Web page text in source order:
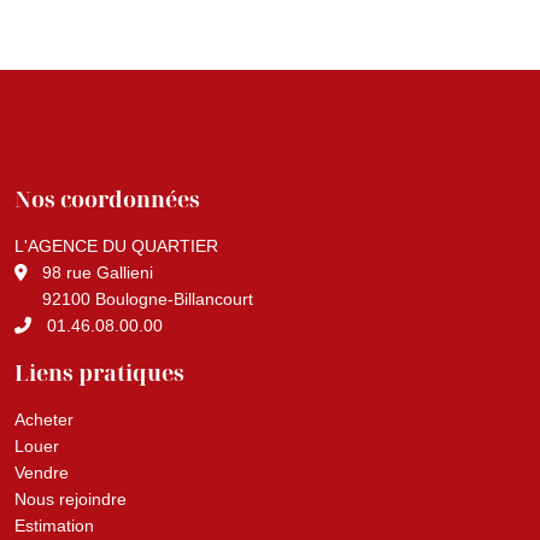
Nos coordonnées
L'AGENCE DU QUARTIER
98 rue Gallieni
92100 Boulogne-Billancourt
01.46.08.00.00
Liens pratiques
Acheter
Louer
Vendre
Nous rejoindre
Estimation